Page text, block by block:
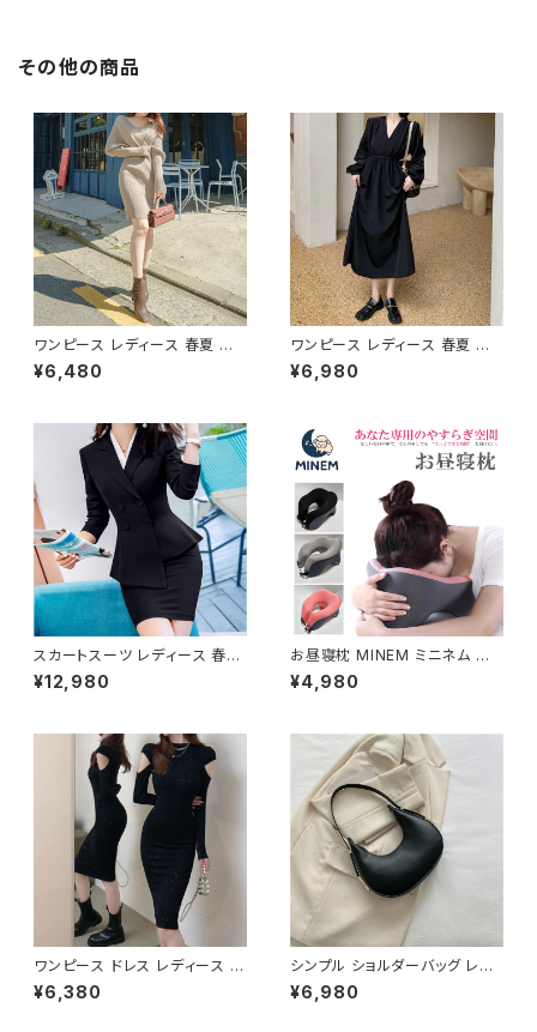
冬 着痩せ効果 きちんと見え カ
その他の商品
ワンピース レディース 春夏 秋
冬 春 夏 秋 冬 黒 タイトワンピ
ース ニットワンピース 長袖 カシ
ムワンピース きれいめ 韓国 タ
イトニットワンピース ミモレ ひ
ざ丈ワンピース ンプル 韓国ファ
ッション OL カジュアル Vネック
深Vネック ベージュ シンプル 1
0代 20代 30代 40代 C-OSS
0078
¥6,480
ワンピース レディース 春夏 秋
冬 春 夏 秋 冬 長袖 黒ワンピー
ス カシュクールワンピース ミデ
ひざ丈ワンピ Aライン バルーン
袖 ロングワンピース カジュアル
ワンピ ブラック 体型カバー 大
人 カジュアル 10代 20代 30代
40代 K-O0010
¥6,980
スカートスーツ レディース 春夏
秋冬 春 夏 秋 冬 黒 スーツ 上
下セット 2点セット ジャケット ス
ロング スカートスーツ ロングス
カート ペプラム フリル ペプラム
ジャケット レディーススーツ 大
きいサイズ 変形デザイン タイト
スカート ミニスカート スーツス
カート オフィス OL オフィスカジ
ュアル ビジネス 結婚式 パーテ
ィー お呼ばれ ボルドー ブラック
10代 20代 30代 40代 C-WA
W1035
¥12,980
お昼寝枕 MINEM ミニネム 仮
眠枕 うつぶせ枕 ネックピロー
洗える 軽量 通気性 机 デスク
ュアル 春 夏 秋 冬 春夏 秋冬 大
人 子供 デスク クッション 姿勢
C-ASS0003
¥4,980
ワンピース ドレス レディース 春
夏 秋冬 春 夏 秋 冬 黒 タイトワ
ンピース タイトドレス 長袖 ワン
¥6,380
シンプル ショルダーバッグ レデ
ィースバッグ ワンショルダー 肩
掛け カジュアル PUレザー 高見
¥6,980